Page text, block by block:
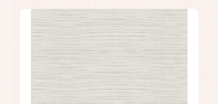
Коллекция:Living with Art
Длина рулона:8.23
Ширина рулона:0.68
Материал покрытия: Акриловое
Страна:США
Материал основы:Бумага
Раппорт: 60